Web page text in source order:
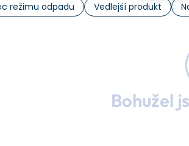
režimu odpadu Vedlejší produkt
Bohužel